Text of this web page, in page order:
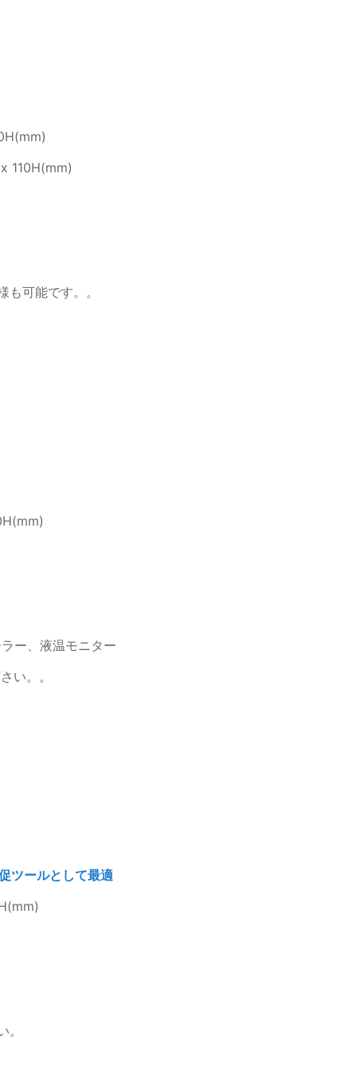
110H(mm)
可能です。。
ー、液温モニター
い。。
ツールとして最適